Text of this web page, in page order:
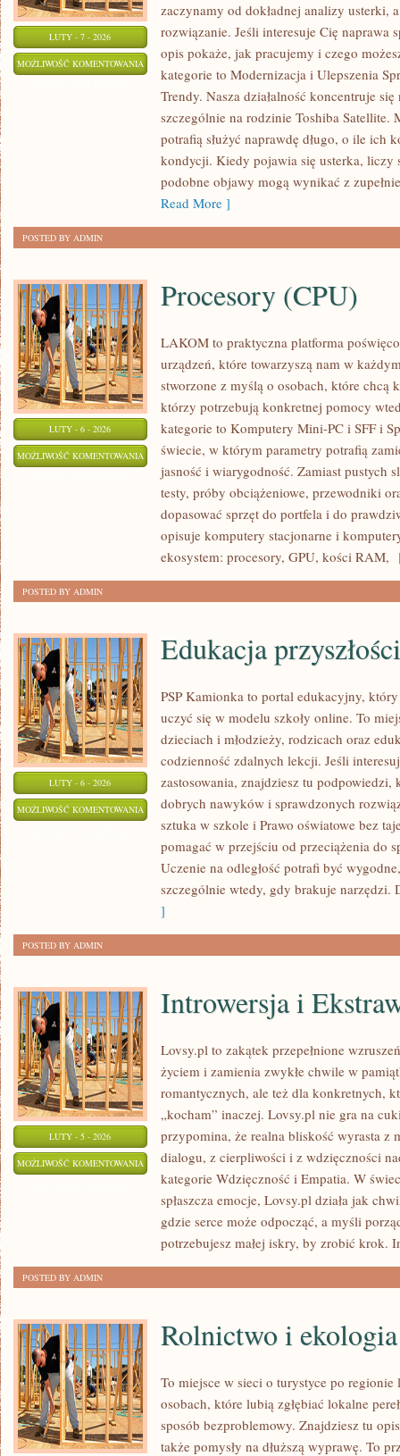
LUTY - 7 - 2026
MOŻLIWOŚĆ KOMENTOWANIA CZĘSTE
PROBLEMY
zaczynamy od dokładnej analizy usterki,
rozwiązanie. Jeśli interesuje Cię naprawa
opis pokaże, jak pracujemy i czego
kategorie to Modernizacja i Ulepszenia
Trendy. Nasza działalność koncentruje
szczególnie na rodzinie Toshiba Satellite.
potrafią służyć naprawdę długo, o ile ich
kondycji. Kiedy pojawia się usterka, liczy
podobne objawy mogą wynikać z
Read More ]
POSTED BY ADMIN
LUTY - 6 - 2026
MOŻLIWOŚĆ KOMENTOWANIA PROCESORY
(CPU)
Procesory (CPU)
LAKOM to praktyczna platforma
urządzeń, które towarzyszą nam w
stworzone z myślą o osobach, które chcą
którzy potrzebują konkretnej pomocy
kategorie to Komputery Mini-PC i SFF i
świecie, w którym parametry potrafią
jasność i wiarygodność. Zamiast pustych
testy, próby obciążeniowe, przewodniki
dopasować sprzęt do portfela i do
opisuje komputery stacjonarne i
ekosystem: procesory, GPU, kości RAM,
POSTED BY ADMIN
LUTY - 6 - 2026
MOŻLIWOŚĆ KOMENTOWANIA EDUKACJA
PRZYSZŁOŚCI
Edukacja przyszłości
PSP Kamionka to portal edukacyjny,
uczyć się w modelu szkoły online. To
dzieciach i młodzieży, rodzicach oraz
codzienność zdalnych lekcji. Jeśli
zastosowania, znajdziesz tu podpowiedzi,
dobrych nawyków i sprawdzonych
sztuka w szkole i Prawo oświatowe bez
pomagać w przejściu od przeciążenia do
Uczenie na odległość potrafi być
szczególnie wtedy, gdy brakuje narzędzi.
]
POSTED BY ADMIN
LUTY - 5 - 2026
MOŻLIWOŚĆ KOMENTOWANIA INTROWERSJA
EKSTRAWERSJA
Introwersja i
Lovsy.pl to zakątek przepełnione
życiem i zamienia zwykłe chwile w
romantycznych, ale też dla konkretnych,
„kocham” inaczej. Lovsy.pl nie gra na
przypomina, że realna bliskość wyrasta z
dialogu, z cierpliwości i z wdzięczności
kategorie Wdzięczność i Empatia. W
spłaszcza emocje, Lovsy.pl działa jak
gdzie serce może odpocząć, a myśli
potrzebujesz małej iskry, by zrobić krok.
POSTED BY ADMIN
Rolnictwo i ekologia
To miejsce w sieci o turystyce po
osobach, które lubią zgłębiać lokalne
sposób bezproblemowy. Znajdziesz tu
także pomysły na dłuższą wyprawę. To